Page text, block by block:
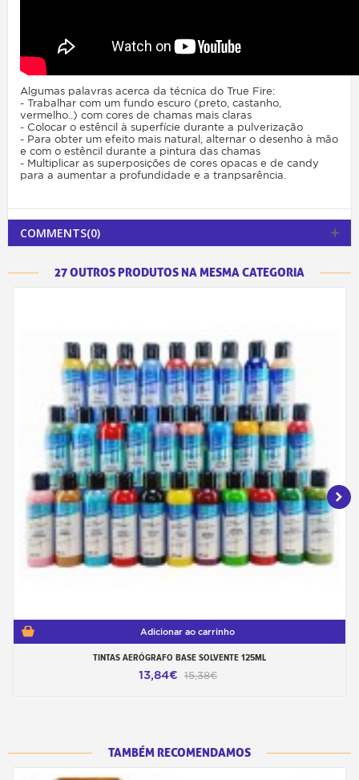
Algumas palavras acerca da técnica do True Fire:
- Trabalhar com um fundo escuro (preto, castanho,
vermelho..) com cores de chamas mais claras
- Colocar o estêncil à superfície durante a pulverização
- Para obter um efeito mais natural, alternar o desenho à mão
e com o estêncil durante a pintura das chamas
- Multiplicar as superposições de cores opacas e de candy
para a aumentar a profundidade e a tranpsarência.
COMMENTS(0)
27 OUTROS PRODUTOS NA MESMA CATEGORIA
Adicionar ao carrinho
TINTAS AERÓGRAFO BASE SOLVENTE 125ML
13,84€ 15,38€
TAMBÉM RECOMENDAMOS